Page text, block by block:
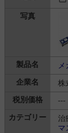
株
---
治
マ